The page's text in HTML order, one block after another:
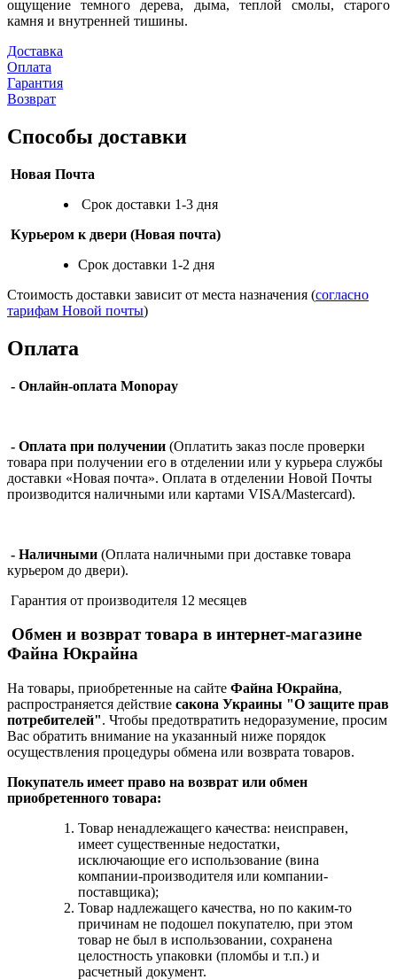
ощущение темного дерева, дыма, теплой смолы, старого
камня и внутренней тишины.
Доставка
Оплата
Гарантия
Возврат
Способы доставки
Новая Почта
Срок доставки 1-3 дня
Курьером к двери (Новая почта)
Срок доставки 1-2 дня
Стоимость доставки зависит от места назначения (согласно
тарифам Новой почты)
Оплата
- Онлайн-оплата Monopay
- Оплата при получении (Оплатить заказ после проверки
товара при получении его в отделении или у курьера службы
доставки «Новая почта». Оплата в отделении Новой Почты
производится наличными или картами VISA/Mastercard).
- Наличными (Оплата наличными при доставке товара
курьером до двери).
Гарантия от производителя 12 месяцев
Обмен и возврат товара в интернет-магазине
Файна Юкрайна
На товары, приобретенные на сайте Файна Юкрайна,
распространяется действие cакона Украины "О защите прав
потребителей". Чтобы предотвратить недоразумение, просим
Вас обратить внимание на указанный ниже порядок
осуществления процедуры обмена или возврата товаров.
Покупатель имеет право на возврат или обмен
приобретенного товара:
Товар ненадлежащего качества: неисправен,
имеет существенные недостатки,
исключающие его использование (вина
компании-производителя или компании-
поставщика);
Товар надлежащего качества, но по каким-то
причинам не подошел покупателю, при этом
товар не был в использовании, сохранена
целостность упаковки (пломбы и т.п.) и
расчетный документ.